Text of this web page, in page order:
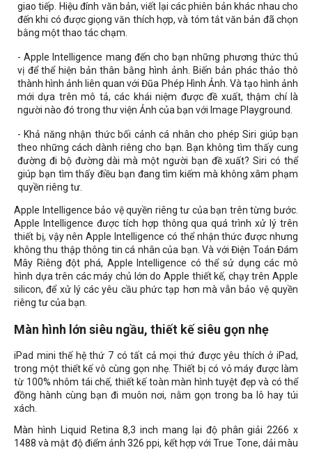
giao tiếp. Hiệu đính văn bản, viết lại các phiên bản khác nhau cho
đến khi có được giọng văn thích hợp, và tóm tắt văn bản đã chọn
bằng một thao tác chạm.
- Apple Intelligence mang đến cho bạn những phương thức thú
vị để thể hiện bản thân bằng hình ảnh. Biến bản phác thảo thô
thành hình ảnh liên quan với Đũa Phép Hình Ảnh. Và tạo hình ảnh
mới dựa trên mô tả, các khái niệm được đề xuất, thậm chí là
người nào đó trong thư viện Ảnh của bạn với Image Playground.
- Khả năng nhận thức bối cảnh cá nhân cho phép Siri giúp bạn
theo những cách dành riêng cho bạn. Bạn không tìm thấy cung
đường đi bộ đường dài mà một người bạn đề xuất? Siri có thể
giúp bạn tìm thấy điều bạn đang tìm kiếm mà không xâm phạm
quyền riêng tư.
Apple Intelligence bảo vệ quyền riêng tư của bạn trên từng bước.
Apple Intelligence được tích hợp thông qua quá trình xử lý trên
thiết bị, vậy nên Apple Intelligence có thể nhận thức được nhưng
không thu thập thông tin cá nhân của bạn. Và với Điện Toán Đám
Mây Riêng đột phá, Apple Intelligence có thể sử dụng các mô
hình dựa trên các máy chủ lớn do Apple thiết kế, chạy trên Apple
silicon, để xử lý các yêu cầu phức tạp hơn mà vẫn bảo vệ quyền
riêng tư của bạn.
Màn hình lớn siêu ngầu, thiết kế siêu gọn nhẹ
iPad mini thế hệ thứ 7 có tất cả mọi thứ được yêu thích ở iPad,
trong một thiết kế vô cùng gọn nhẹ. Thiết bị có vỏ máy được làm
từ 100% nhôm tái chế, thiết kế toàn màn hình tuyệt đẹp và có thể
đồng hành cùng bạn đi muôn nơi, nằm gọn trong ba lô hay túi
xách.
Màn hình Liquid Retina 8,3 inch mang lại độ phân giải 2266 x
1488 và mật độ điểm ảnh 326 ppi, kết hợp với True Tone, dải màu